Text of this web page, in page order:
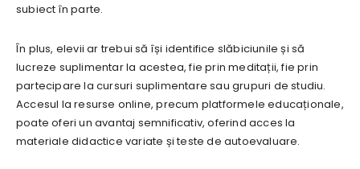
subiect în parte.
În plus, elevii ar trebui să își identifice slăbiciunile și să
lucreze suplimentar la acestea, fie prin meditații, fie prin
partecipare la cursuri suplimentare sau grupuri de studiu.
Accesul la resurse online, precum platformele educaționale,
poate oferi un avantaj semnificativ, oferind acces la
materiale didactice variate și teste de autoevaluare.